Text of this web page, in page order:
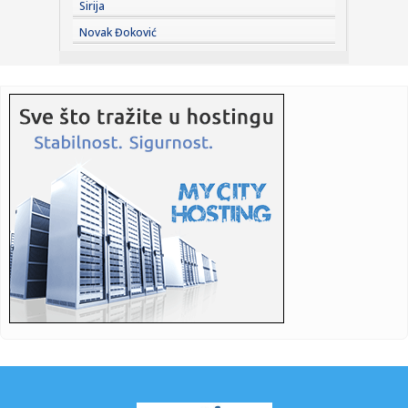
15:50:Ватрогасци из Новог Сада кренули у ...
15:45: Због пожара у Делиблатској пешчари ...
15:46:
Čaušić od ...
15:46:Vučić: Nisam sa Zelenskim razgovarao o vojnoj saradnji,
fabrika...
15:41:Земљотрес јачине 2,5 степени ...
15:42:Simeone o Alvarezu: "Situacija je vrlo jasna"
Sirija
Novak Đoković